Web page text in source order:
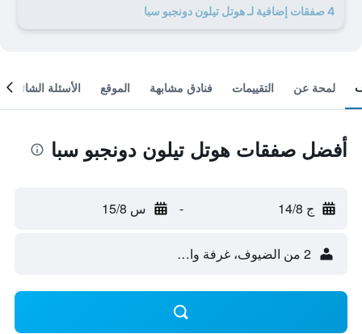
4 صفقات إضافية لـ هوتل تيلون دونجبو سبا
لمحة عن التقييمات فنادق مشابهة الموقع الأسئلة الشائعة
أفضل صفقات هوتل تيلون دونجبو سبا
ج 14/8 - س 15/8
2 من الضيوف، غرفة واحدة